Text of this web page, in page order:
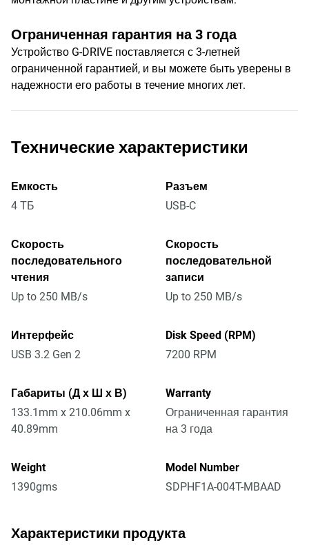
Ограниченная гарантия на 3 года
Устройство G-DRIVE поставляется с 3-летней
ограниченной гарантией, и вы можете быть уверены в
надежности его работы в течение многих лет.
Технические характеристики
Емкость
4 ТБ
Разъем
USB-C
Скорость
последовательного
чтения
Up to 250 MB/s
Скорость
последовательной
записи
Up to 250 MB/s
Интерфейс
USB 3.2 Gen 2
Disk Speed (RPM)
7200 RPM
Габариты (Д х Ш х В)
133.1mm x 210.06mm x
40.89mm
Warranty
Ограниченная гарантия
на 3 года
Weight
1390gms
Model Number
SDPHF1A-004T-MBAAD
Характеристики продукта